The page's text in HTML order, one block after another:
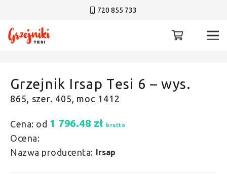
720 855 733
Grzejnik Irsap Tesi 6 – wys.
865, szer. 405, moc 1412
Cena: od 1 796.48 zł brutto
Ocena:
Nazwa producenta: Irsap